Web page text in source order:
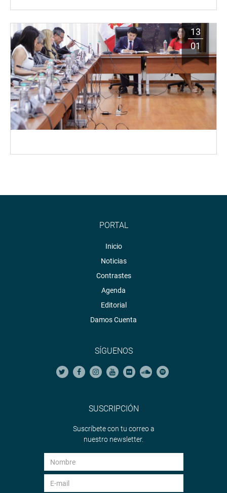
13
01
PORTAL
Inicio
Noticias
Contrastes
Agenda
Editorial
Damos Cuenta
SÍGUENOS
SUSCRIPCIÓN
Suscríbete con tu correo a
nuestro newsletter.